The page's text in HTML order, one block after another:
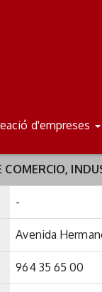
d'empreses
COMERCIO,
-
Avenida
964 35 65 00